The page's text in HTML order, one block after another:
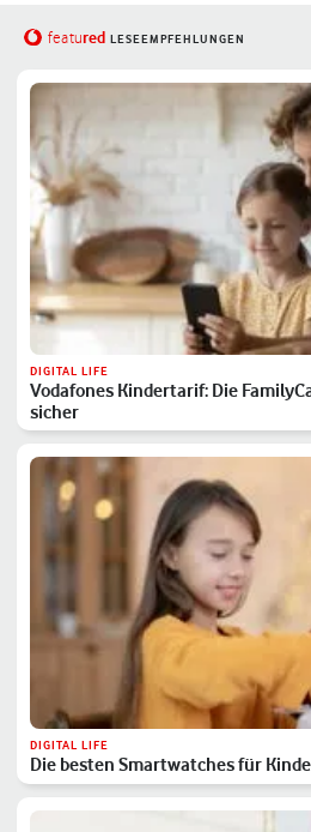
featured LESEEMPFEHLUNGEN
DIGITAL LIFE
Vodafones Kindertarif: Die
sicher
DIGITAL LIFE
Die besten Smartwatches für